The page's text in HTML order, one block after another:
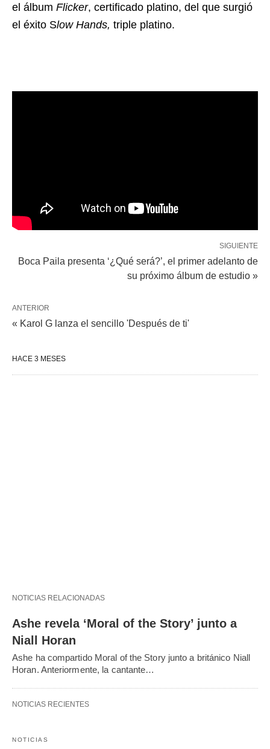
el álbum Flicker, certificado platino, del que surgió
el éxito Slow Hands, triple platino.
SIGUIENTE
Boca Paila presenta ‘¿Qué será?’, el primer adelanto de
su próximo álbum de estudio »
ANTERIOR
« Karol G lanza el sencillo 'Después de ti'
HACE 3 MESES
NOTICIAS RELACIONADAS
Ashe revela ‘Moral of the Story’ junto a
Niall Horan
Ashe ha compartido Moral of the Story junto a británico Niall
Horan. Anteriormente, la cantante…
NOTICIAS RECIENTES
NOTICIAS